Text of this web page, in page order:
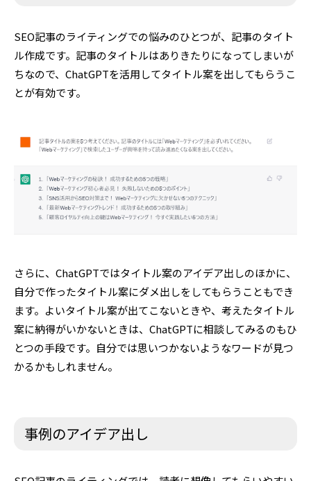
SEO記事のライティングでの悩みのひとつが、記事のタイト
ル作成です。記事のタイトルはありきたりになってしまいが
ちなので、ChatGPTを活用してタイトル案を出してもらうこ
とが有効です。
さらに、ChatGPTではタイトル案のアイデア出しのほかに、
自分で作ったタイトル案にダメ出しをしてもらうこともでき
ます。よいタイトル案が出てこないときや、考えたタイトル
案に納得がいかないときは、ChatGPTに相談してみるのもひ
とつの手段です。自分では思いつかないようなワードが見つ
かるかもしれません。
事例のアイデア出し